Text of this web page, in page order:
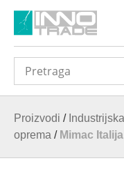
Proizvodi /
oprema / Mimac Italija